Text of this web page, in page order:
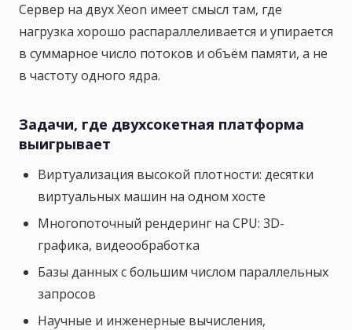
Сервер на двух Xeon имеет смысл там, где
нагрузка хорошо распараллеливается и упирается
в суммарное число потоков и объём памяти, а не
в частоту одного ядра.
Задачи, где двухсокетная платформа
выигрывает
Виртуализация высокой плотности: десятки
виртуальных машин на одном хосте
Многопоточный рендеринг на CPU: 3D-
графика, видеообработка
Базы данных с большим числом параллельных
запросов
Научные и инженерные вычисления,